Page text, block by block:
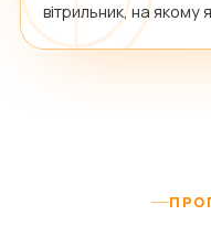
вітрильник, на якому